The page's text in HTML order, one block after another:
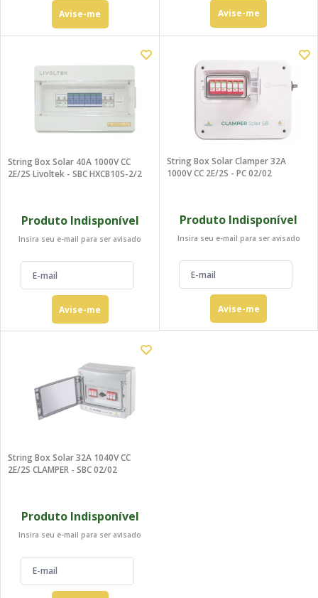
Avise-me Avise-me
String Box Solar 40A 1000V CC
2E/2S Livoltek - SBC HXCB10S-2/2
Produto Indisponível
Insira seu e-mail para ser avisado
Avise-me
String Box Solar Clamper 32A
1000V CC 2E/2S - PC 02/02
Produto Indisponível
Insira seu e-mail para ser avisado
Avise-me
String Box Solar 32A 1040V CC
2E/2S CLAMPER - SBC 02/02
Produto Indisponível
Insira seu e-mail para ser avisado